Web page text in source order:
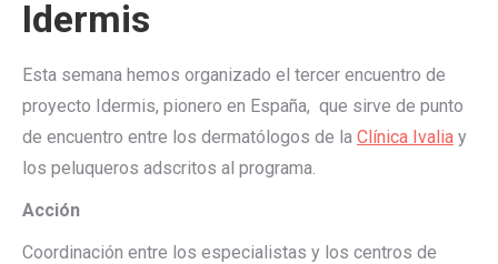
Idermis
Esta semana hemos organizado el tercer encuentro de
proyecto Idermis, pionero en España, que sirve de punto
de encuentro entre los dermatólogos de la Clínica Ivalia y
los peluqueros adscritos al programa.
Acción
Coordinación entre los especialistas y los centros de